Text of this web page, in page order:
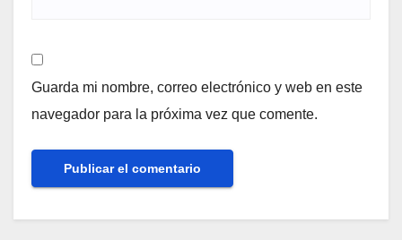
Guarda mi nombre, correo electrónico y web en este
navegador para la próxima vez que comente.